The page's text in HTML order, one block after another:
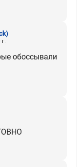
обоссывали